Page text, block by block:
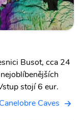
Busot, cca 24
stojí 6 eur.
Caves